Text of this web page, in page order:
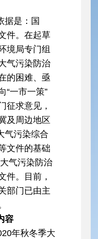
据是：国
件。在起草
境局专门组
气污染防治
的困难、亟
“一市一策”
征求意见，
及周边地区
气污染综合
文件的基础
气污染防治
件。目前，
部门已由主
容
年秋冬季大